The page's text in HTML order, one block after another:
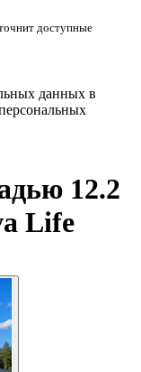
доступные
данных в
12.2
Life